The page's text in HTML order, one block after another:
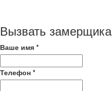
Вызвать замерщика
Ваше имя *
Телефон *